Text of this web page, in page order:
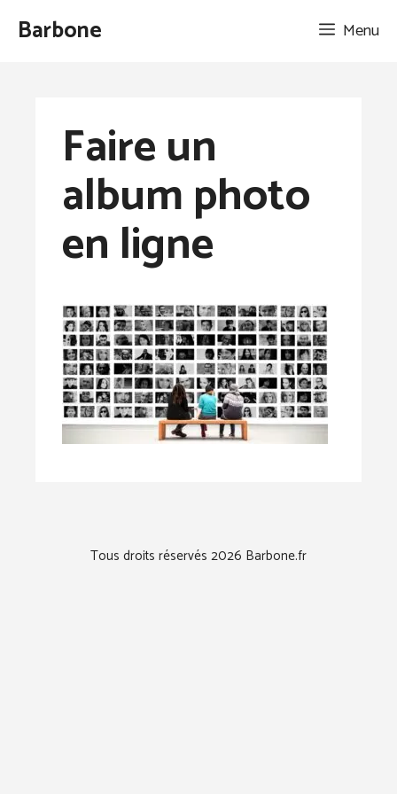
AllerBarbone Menu
Faire un
album photo
en ligne
Tous droits réservés 2026 Barbone.fr